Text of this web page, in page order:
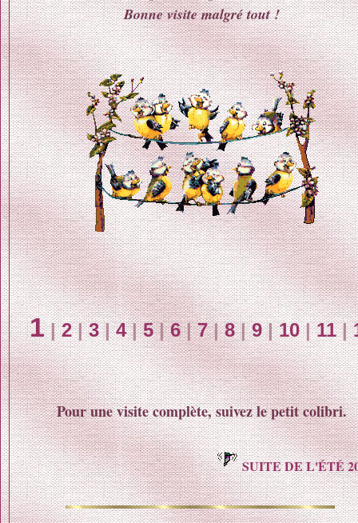
Bonne visite malgré tout !
1|2|3|4|5|6|7|8|9|10|11|
Pour une visite complète, suivez le petit colibri.
SUITE DE L'ÉTÉ